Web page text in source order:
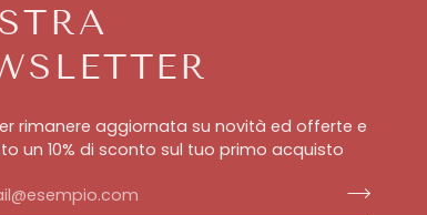
rimanere aggiornata su novità ed offerte e
un 10% di sconto sul tuo primo acquisto